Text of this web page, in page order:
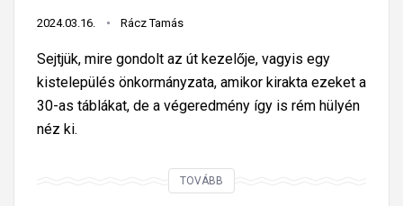
r
á
s
r
o
2024.03.16. Rácz Tamás
Sejtjük, mire gondolt az út kezelője, vagyis egy
kistelepülés önkormányzata, amikor kirakta ezeket a
30-as táblákat, de a végeredmény így is rém hülyén
néz ki.
TOVÁBB